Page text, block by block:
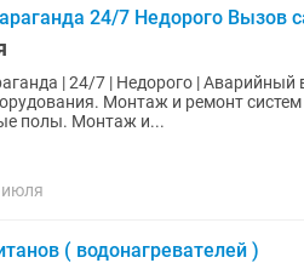
24/7 Недорого Вызов
| 24/7 | Недорого | Аварийный
Монтаж и ремонт
полы. Монтаж и...
июля
( водонагревателей )